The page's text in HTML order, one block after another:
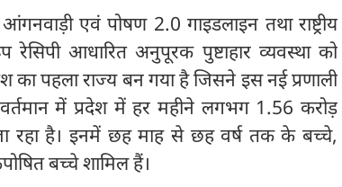
एवं पोषण 2.0 गाइडलाइन तथा राष्ट्रीय
आधारित अनुपूरक पुष्टाहार व्यवस्था को
का पहला राज्य बन गया है जिसने इस नई प्रणाली
में प्रदेश में हर महीने लगभग 1.56 करोड़
जा रहा है। इनमें छह माह से छह वर्ष तक के बच्चे,
बच्चे शामिल हैं।